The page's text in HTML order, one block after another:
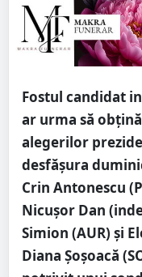
Fostul candidat
ar urma să
alegerilor
desfășura
Crin Antonescu
Nicușor Dan
Simion (AUR) și
Diana Șoșoacă